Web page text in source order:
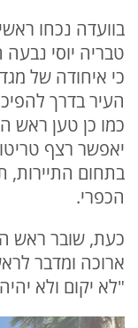
בוועדה נכחו
טבריה יוסי
כי איחודה של
העיר בדרך
כמו כן טען ראש
יאפשר רצף
בתחום התיירות,
הכפרי.
כעת, שובר ראש
ארוכה ומדבר
"לא יקום ולא